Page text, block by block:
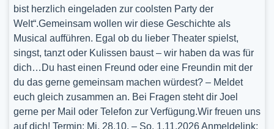
bist herzlich eingeladen zur coolsten Party der
Welt“.Gemeinsam wollen wir diese Geschichte als
Musical aufführen. Egal ob du lieber Theater spielst,
singst, tanzt oder Kulissen baust – wir haben da was für
dich…Du hast einen Freund oder eine Freundin mit der
du das gerne gemeinsam machen würdest? – Meldet
euch gleich zusammen an. Bei Fragen steht dir Joel
gerne per Mail oder Telefon zur Verfügung.Wir freuen uns
auf dich! Termin: Mi, 28.10. – So, 1.11.2026 Anmeldelink: